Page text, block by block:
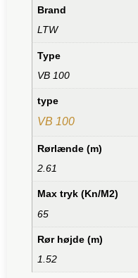
Brand
LTW
Type
VB 100
type
VB 100
Rørlænde (m)
2.61
Max tryk (Kn/M2)
65
Rør højde (m)
1.52